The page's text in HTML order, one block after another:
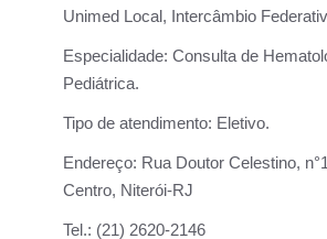
Unimed Local, Intercâmbio
Especialidade: Consulta de
Pediátrica.
Tipo de atendimento: Eletivo.
Endereço: Rua Doutor Celestino,
Centro, Niterói-RJ
Tel.: (21) 2620-2146